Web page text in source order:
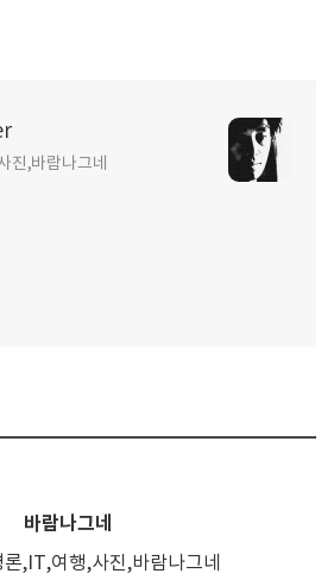
진,바람나그네
바람나그네
,IT,여행,사진,바람나그네